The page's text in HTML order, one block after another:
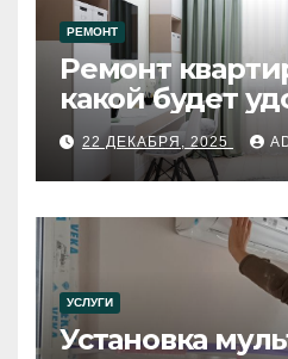
РЕМОНТ
Ремонт
какой будет
22 ДЕКАБРЯ, 2025
УСЛУГИ
Установка